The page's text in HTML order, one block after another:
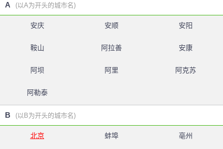
A (以A为开头的城市名)
安庆 安顺 安阳
鞍山 阿拉善 安康
阿坝 阿里 阿克苏
阿勒泰
B (以B为开头的城市名)
北京 蚌埠 亳州